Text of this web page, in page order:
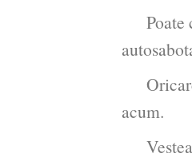
Poate
Oricare
acum.
Vestea